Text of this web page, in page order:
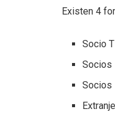
Existen 4
Socio
Socios
Socios